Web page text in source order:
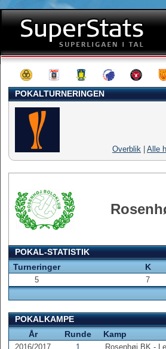
POKALTURNERINGEN
Overblik Alle
POKAL-STATISTIK
Turneringer
K
5 7
POKALKAMPE
År
Runde Kamp
2016/2017 1 Rosenhøj BK -